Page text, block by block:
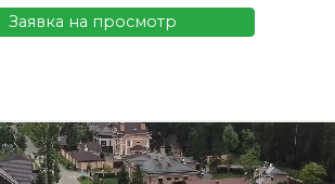
Заявка на просмотр